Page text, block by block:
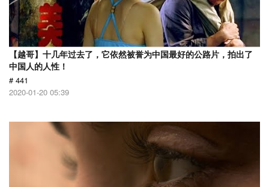
【越哥】十几年过去了，它依然被誉为中国最好的公路片，拍出了
中国人的人性！
# 441
2020-01-20 05:39